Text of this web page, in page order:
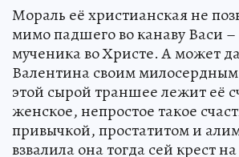
Мораль её христианская не
мимо падшего во канаву Васи –
мученика во Христе. А может
Валентина своим
этой сырой траншее лежит её
женское, непростое такое
привычкой, простатитом и
взвалила она тогда сей крест